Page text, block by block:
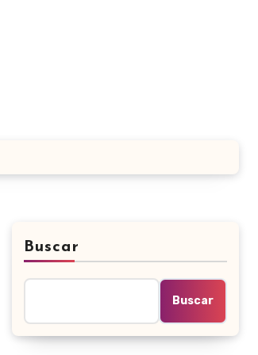
Buscar
Buscar